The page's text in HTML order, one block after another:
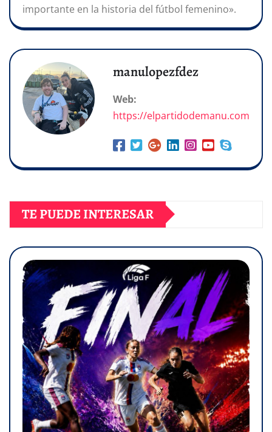
importante en la historia del fútbol femenino».
manulopezfdez
Web:
https://elpartidodemanu.com
TE PUEDE INTERESAR